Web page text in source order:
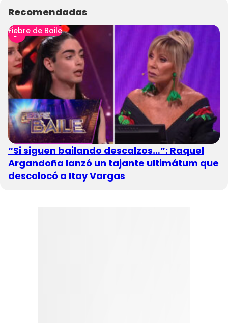
Recomendadas
Fiebre de Baile
“Si siguen bailando descalzos…”: Raquel
Argandoña lanzó un tajante ultimátum que
descolocó a Itay Vargas